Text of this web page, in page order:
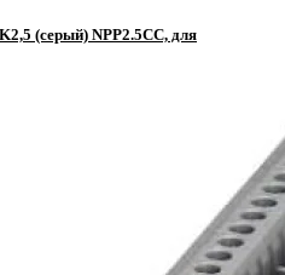
(серый) NPP2.5СС, для